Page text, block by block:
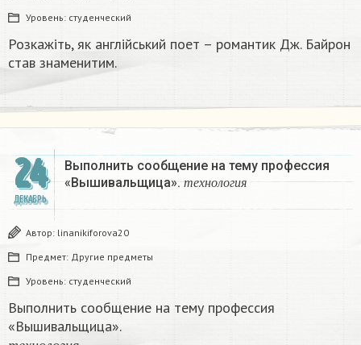
Уровень: студенческий
Розкажіть, як англійський поет – романтик Дж. Байрон
став знаменитим.​
24
ДЕКАБРЬ
Выполнить сообщение на тему профессия
«Вышивальщица».т е хн ол о гия
тех но логи я
Автор: linanikiforova20
Предмет: Другие предметы
Уровень: студенческий
Выполнить сообщение на тему профессия
«Вышивальщица».
технология